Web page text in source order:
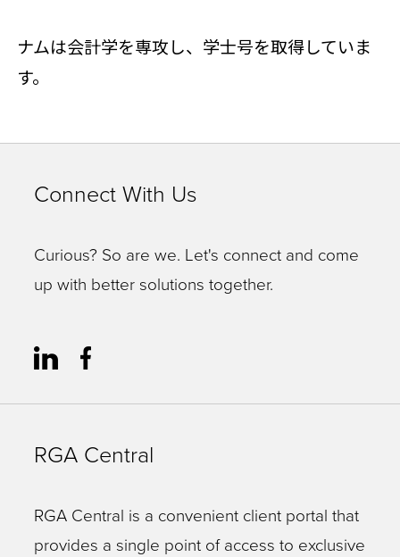
ナムは会計学を専攻し、学士号を取得していま
す。
Connect With Us
Curious? So are we. Let's connect and come
up with better solutions together.
RGA Central
RGA Central is a convenient client portal that
provides a single point of access to exclusive